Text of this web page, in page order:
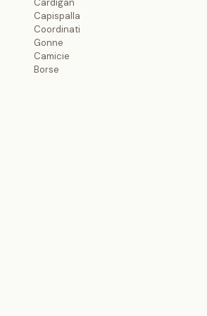
Cardigan
Capispalla
Coordinati
Gonne
Camicie
Borse